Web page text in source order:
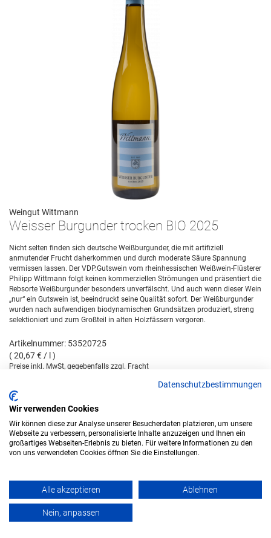
Weingut Wittmann
Weisser Burgunder trocken BIO 2025
Nicht selten finden sich deutsche Weißburgunder, die mit artifiziell
anmutender Frucht daherkommen und durch moderate Säure Spannung
vermissen lassen. Der VDP.Gutswein vom rheinhessischen Weißwein-Flüsterer
Philipp Wittmann folgt keinen kommerziellen Strömungen und präsentiert die
Rebsorte Weißburgunder besonders unverfälscht. Und auch wenn dieser Wein
„nur“ ein Gutswein ist, beeindruckt seine Qualität sofort. Der Weißburgunder
wurden nach aufwendigen biodynamischen Grundsätzen produziert, streng
selektioniert und zum Großteil in alten Holzfässern vergoren.
Artikelnummer: 53520725
( 20,67 € / l )
Preise inkl. MwSt, gegebenfalls zzgl. Fracht
Lieferzeit 2-4 Tage
Lieferungen nur innerhalb Deutschlands. Für weitere Länder gelten gesondert
ausgewiesene Frachtsätze.
15,50 €
In den Warenkorb
Sofort lieferbar
Produktinformationen einblenden
Datenschutzbestimmungen
Wir verwenden Cookies
Wir können diese zur Analyse unserer Besucherdaten platzieren, um unsere
Webseite zu verbessern, personalisierte Inhalte anzuzeigen und Ihnen ein
großartiges Webseiten-Erlebnis zu bieten. Für weitere Informationen zu den
von uns verwendeten Cookies öffnen Sie die Einstellungen.
Alle akzeptieren Ablehnen
Nein, anpassen